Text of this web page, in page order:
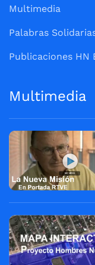
Multimedia
Palabras
Publicaciones HN
Multimedia